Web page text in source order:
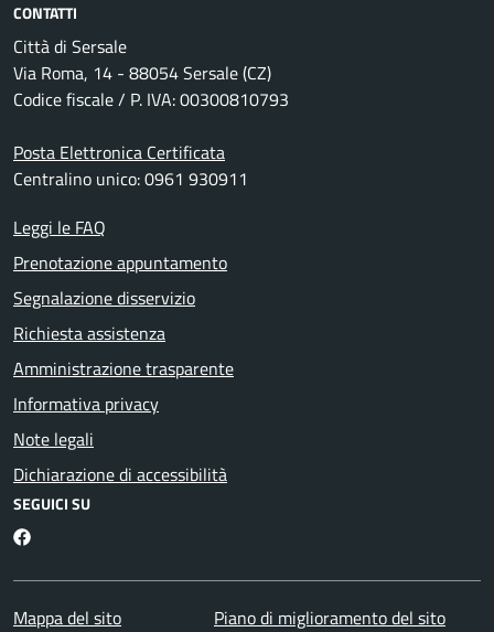
CONTATTI
Città di Sersale
Via Roma, 14 - 88054 Sersale (CZ)
Codice fiscale / P. IVA: 00300810793
Posta Elettronica Certificata
Centralino unico: 0961 930911
Leggi le FAQ
Prenotazione appuntamento
Segnalazione disservizio
Richiesta assistenza
Amministrazione trasparente
Informativa privacy
Note legali
Dichiarazione di accessibilità
SEGUICI SU
Facebook
Mappa del sito Piano di miglioramento del sito